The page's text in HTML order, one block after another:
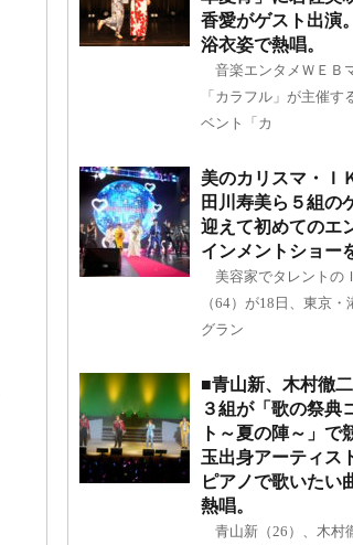
香愛がゲスト出演
浴衣姿で熱唱。
音楽エンタメＷＥＢ
「カラフル」が主催す
ベント「カ
美のカリスマ・Ｉ
田川寿美ら５組の
迎えて初めてのエ
インメントショー
美容家でタレントの
（64）が18日、東京
グラン
■青山新、木村徹
３組が「歌の祭典
ト～夏の陣～」で
玉出身アーティス
ピアノで歌いたい
熱唱。
青山新（26）、木村